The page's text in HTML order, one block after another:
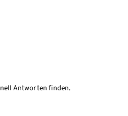
Antworten finden.